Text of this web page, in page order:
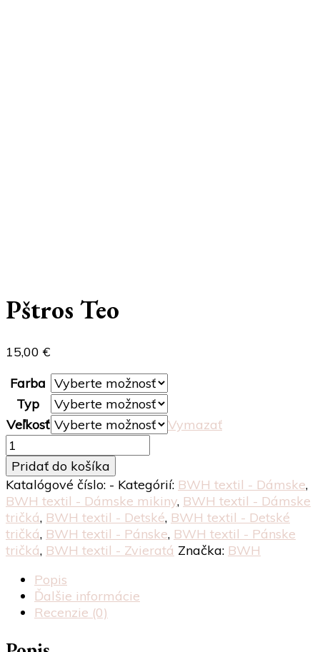
Pštros Teo
15,00 €
Farba
Typ
Veľkosť
Vymazať
množstvo
Pštros
Teo
Pridať do košíka
Katalógové číslo: - Kategórií: BWH textil - Dámske,
BWH textil - Dámske mikiny, BWH textil - Dámske
tričká, BWH textil - Detské, BWH textil - Detské
tričká, BWH textil - Pánske, BWH textil - Pánske
tričká, BWH textil - Zvieratá Značka: BWH
Popis
Ďalšie informácie
Recenzie (0)